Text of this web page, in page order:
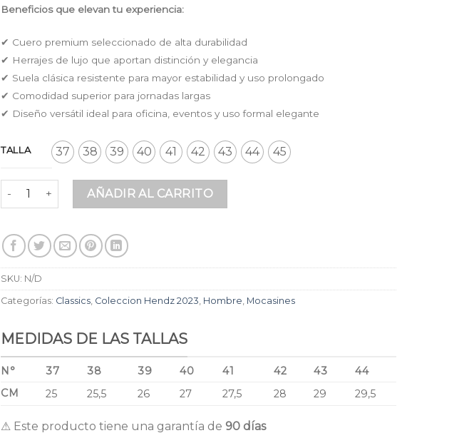
Beneficios que elevan tu experiencia:
✔ Cuero premium seleccionado de alta durabilidad
✔ Herrajes de lujo que aportan distinción y elegancia
✔ Suela clásica resistente para mayor estabilidad y uso prolongado
✔ Comodidad superior para jornadas largas
✔ Diseño versátil ideal para oficina, eventos y uso formal elegante
TALLA 37 38 39 40 41 42 43 44 45
Mocasines Elegantes en Cuero Premium Gris con Herrajes de Lujo y Suela Clásica para
AÑADIR AL CARRITO
SKU: N/D
Categorías: Classics Coleccion Hendz 2023 Hombre Mocasines
MEDIDAS DE LAS TALLAS
N° 37 38 39 40 41 42 43
44
CM
25 25,5 26 27 27,5 28 29 29,5
⚠ Este producto tiene una garantía de 90 días